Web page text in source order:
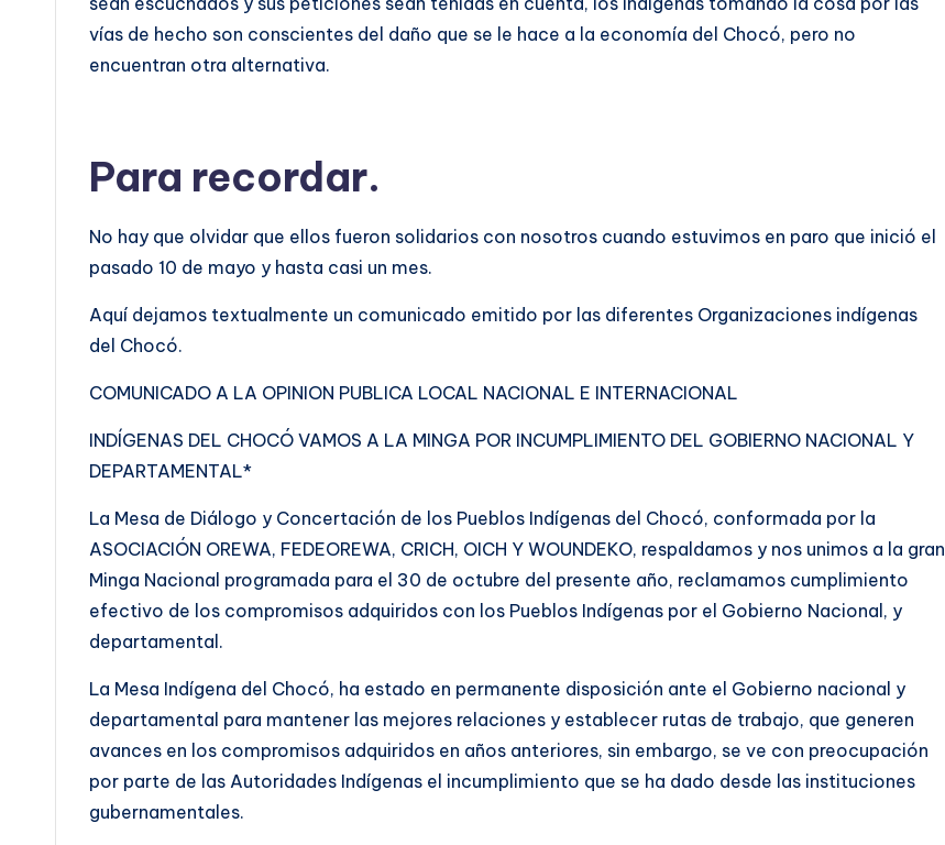
vías de hecho son conscientes del daño que se le hace a la economía del Chocó, pero no
encuentran otra alternativa.
Para recordar.
No hay que olvidar que ellos fueron solidarios con nosotros cuando estuvimos en paro que inició el
pasado 10 de mayo y hasta casi un mes.
Aquí dejamos textualmente un comunicado emitido por las diferentes Organizaciones indígenas
del Chocó.
COMUNICADO A LA OPINION PUBLICA LOCAL NACIONAL E INTERNACIONAL
INDÍGENAS DEL CHOCÓ VAMOS A LA MINGA POR INCUMPLIMIENTO DEL GOBIERNO NACIONAL Y
DEPARTAMENTAL*
La Mesa de Diálogo y Concertación de los Pueblos Indígenas del Chocó, conformada por la
ASOCIACIÓN OREWA, FEDEOREWA, CRICH, OICH Y WOUNDEKO, respaldamos y nos unimos a la gran
Minga Nacional programada para el 30 de octubre del presente año, reclamamos cumplimiento
efectivo de los compromisos adquiridos con los Pueblos Indígenas por el Gobierno Nacional, y
departamental.
La Mesa Indígena del Chocó, ha estado en permanente disposición ante el Gobierno nacional y
departamental para mantener las mejores relaciones y establecer rutas de trabajo, que generen
avances en los compromisos adquiridos en años anteriores, sin embargo, se ve con preocupación
por parte de las Autoridades Indígenas el incumplimiento que se ha dado desde las instituciones
gubernamentales.